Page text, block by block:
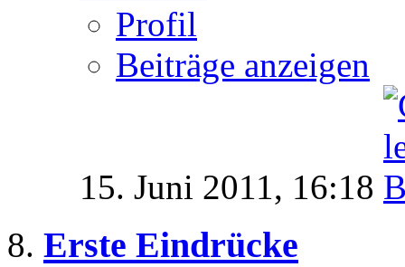
Profil
Beiträge anzeigen
15. Juni 2011, 16:18
Erste Eindrücke